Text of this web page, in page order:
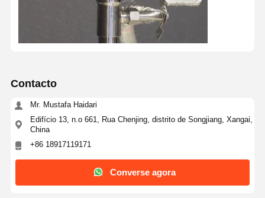
Lava-olhos de emergência portátil
Lava-olhos personalizado
Contacto
Mr. Mustafa Haidari
Edifício 13, n.o 661, Rua Chenjing, distrito de Songjiang, Xangai,
China
+86 18917119171
Converse agora